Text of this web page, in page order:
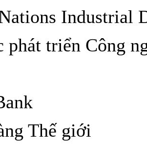
Industrial
phát triển Công
Thế giới